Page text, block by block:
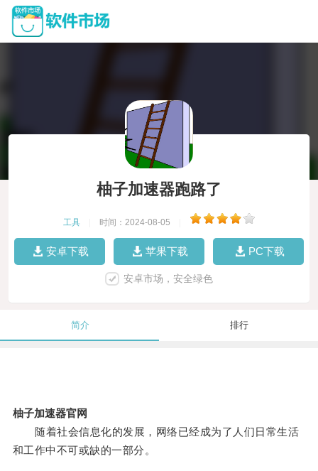
柚子加速器跑路了
工具 时间：2024-08-05
安卓下载 苹果下载 PC下载
安卓市场，安全绿色
简介 排行
柚子加速器官网
随着社会信息化的发展，网络已经成为了人们日常生活
和工作中不可或缺的一部分。